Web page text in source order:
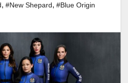
, #New Shepard, #Blue Origin